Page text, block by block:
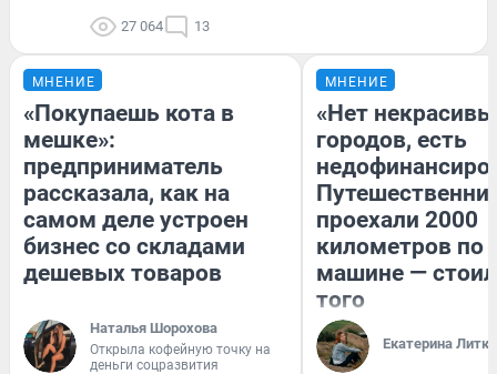
27 064 13
МНЕНИЕ
«Покупаешь кота в
мешке»:
предприниматель
рассказала, как на
самом деле устроен
бизнес со складами
дешевых товаров
Наталья Шорохова
Открыла кофейную точку на
деньги соцразвития
МНЕНИЕ
«Нет
городов, есть
проехали 2000
километров по
машине —
того
Екатерина